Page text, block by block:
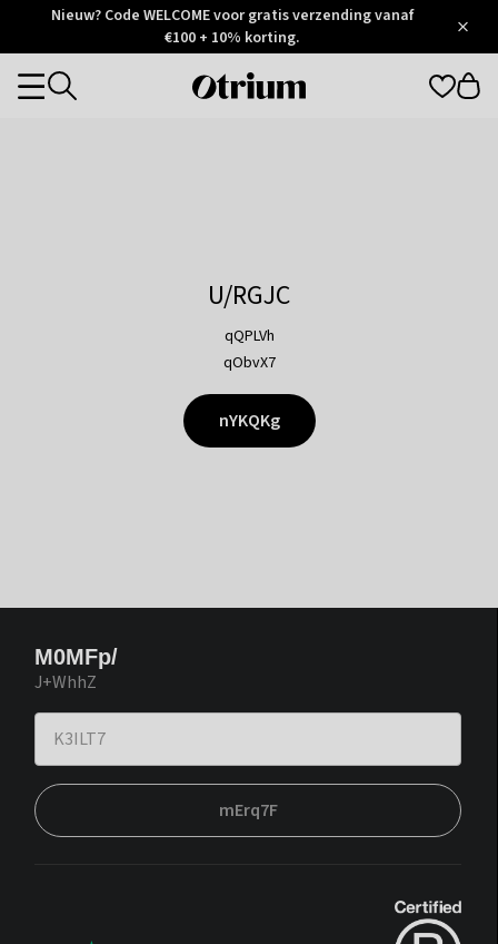
Otrium
Trustpilot
Nieuw? Code WELCOME voor gratis verzending vanaf
€100 + 10% korting.
Otrium
Categories
U/RGJC
qQPLVh
qObvX7
nYKQKg
M0MFp/
J+WhhZ
mErq7F